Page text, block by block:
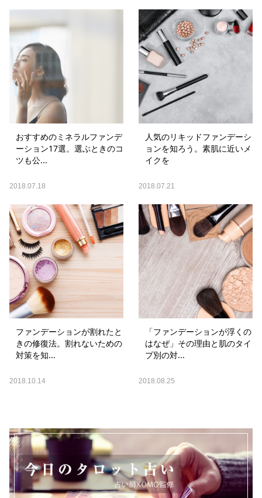
おすすめのミネラルファンデ
ーション17選。選ぶときのコ
ツも公...
2018.07.18
人気のリキッドファンデーシ
ョンを知ろう。素肌に近いメ
イクを
2018.07.21
ファンデーションが割れたと
きの修復法。割れないための
対策を知...
2018.10.14
「ファンデーションが浮くの
はなぜ」その理由と肌のタイ
プ別の対...
2018.08.25